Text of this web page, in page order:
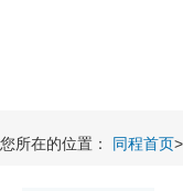
您所在的位置： 同程首页>